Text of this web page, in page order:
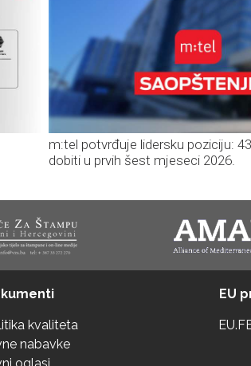
m:tel potvrđuje lidersku poziciju:
dobiti u prvih šest mjeseci 2026.
kvaliteta
nabavke
EU